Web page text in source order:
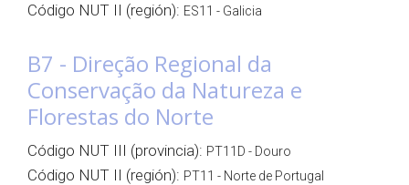
Código NUT II (región): ES11 - Galicia
B7 - Direção Regional da
Conservação da Natureza e
Florestas do Norte
Código NUT III (provincia): PT11D - Douro
Código NUT II (región): PT11 - Norte de Portugal